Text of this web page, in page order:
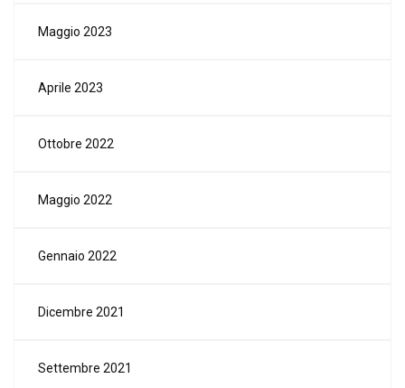
Maggio 2023
Aprile 2023
Ottobre 2022
Maggio 2022
Gennaio 2022
Dicembre 2021
Settembre 2021